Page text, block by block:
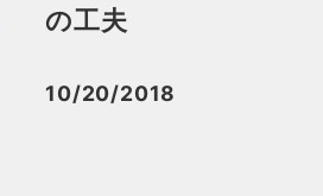
の工夫
投稿日
10/20/2018